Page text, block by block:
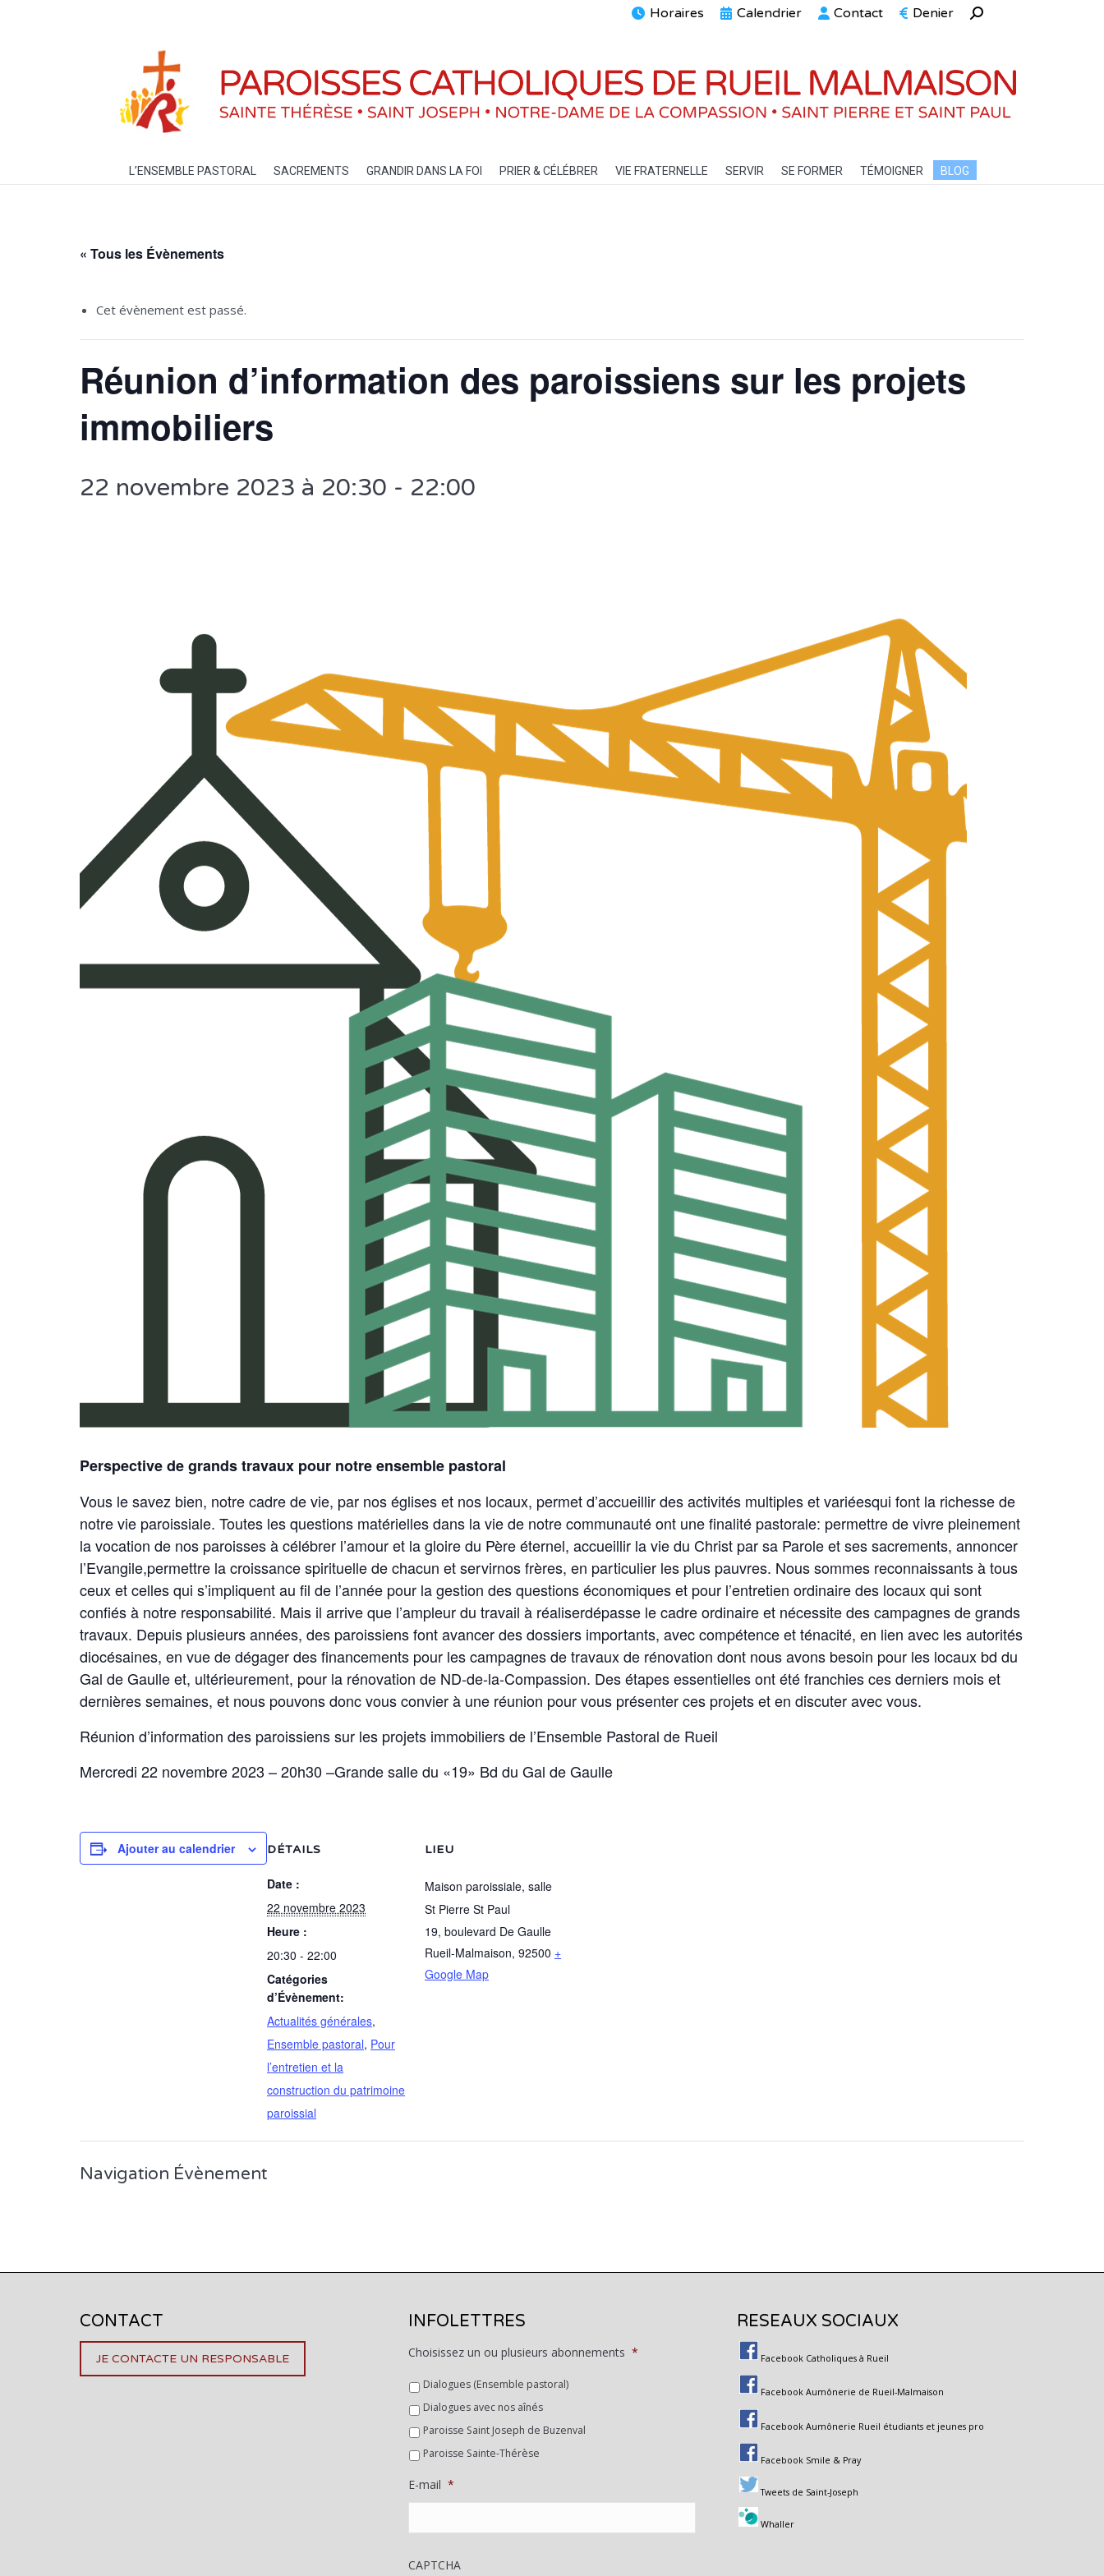
Horaires Calendrier Contact Denier
Recherche
L’ENSEMBLE PASTORAL SACREMENTS GRANDIR DANS LA FOI PRIER & CÉLÉBRER VIE FRATERNELLE SERVIR SE FORMER TÉMOIGNER BLOG
« Tous les Évènements
Cet évènement est passé.
Réunion d’information des paroissiens sur les projets
immobiliers
22 novembre 2023 à 20:30 - 22:00
DÉTAILS
Date :
22 novembre 2023
Heure :
20:30 - 22:00
Catégories
d’Évènement:
Actualités générales,
Ensemble pastoral, Pour
l’entretien et la
construction du patrimoine
paroissial
LIEU
Maison paroissiale, salle
St Pierre St Paul
19, boulevard De Gaulle
Rueil-Malmaison, 92500 +
Google Map
Perspective de grands travaux pour notre ensemble pastoral
Vous le savez bien, notre cadre de vie, par nos églises et nos locaux, permet d’accueillir des activités multiples et variéesqui font la richesse de
notre vie paroissiale. Toutes les questions matérielles dans la vie de notre communauté ont une finalité pastorale: permettre de vivre pleinement
la vocation de nos paroisses à célébrer l’amour et la gloire du Père éternel, accueillir la vie du Christ par sa Parole et ses sacrements, annoncer
l’Evangile,permettre la croissance spirituelle de chacun et servirnos frères, en particulier les plus pauvres. Nous sommes reconnaissants à tous
ceux et celles qui s’impliquent au fil de l’année pour la gestion des questions économiques et pour l’entretien ordinaire des locaux qui sont
confiés à notre responsabilité. Mais il arrive que l’ampleur du travail à réaliserdépasse le cadre ordinaire et nécessite des campagnes de grands
travaux. Depuis plusieurs années, des paroissiens font avancer des dossiers importants, avec compétence et ténacité, en lien avec les autorités
diocésaines, en vue de dégager des financements pour les campagnes de travaux de rénovation dont nous avons besoin pour les locaux bd du
Gal de Gaulle et, ultérieurement, pour la rénovation de ND-de-la-Compassion. Des étapes essentielles ont été franchies ces derniers mois et
dernières semaines, et nous pouvons donc vous convier à une réunion pour vous présenter ces projets et en discuter avec vous.
Réunion d’information des paroissiens sur les projets immobiliers de l’Ensemble Pastoral de Rueil
Mercredi 22 novembre 2023 – 20h30 –Grande salle du «19» Bd du Gal de Gaulle
Ajouter au calendrier
Navigation Évènement
CONTACT
JE CONTACTE UN RESPONSABLE
INFOLETTRES
Choisissez un ou plusieurs abonnements *
Dialogues (Ensemble pastoral)
Dialogues avec nos aînés
Paroisse Saint Joseph de Buzenval
Paroisse Sainte-Thérèse
E-mail *
CAPTCHA
RESEAUX SOCIAUX
Facebook Catholiques à Rueil
Facebook Aumônerie de Rueil-Malmaison
Facebook Aumônerie Rueil étudiants et jeunes pro
Facebook Smile & Pray
Tweets de Saint-Joseph
Whaller
PRIER & CÉLÉBRER VIE FRATERNELLE SE FORMER TÉMOIGNER